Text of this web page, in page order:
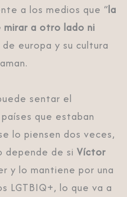
a los medios que “la
mirar a otro lado ni
europa y su cultura
sentar el
que estaban
lo piensen dos veces,
depende de si Víctor
y lo mantiene por una
LGTBIQ+, lo que va a